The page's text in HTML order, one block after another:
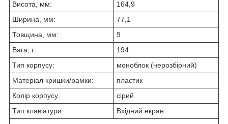
Висота, мм:
164,9
Ширина, мм:
77,1
Товщина, мм:
9
Вага, г:
194
Тип корпусу:
моноблок (нерозбірний)
Матеріал кришки/рамки:
пластик
Колір корпусу:
сірий
Тип клавіатури:
Вхідний екран